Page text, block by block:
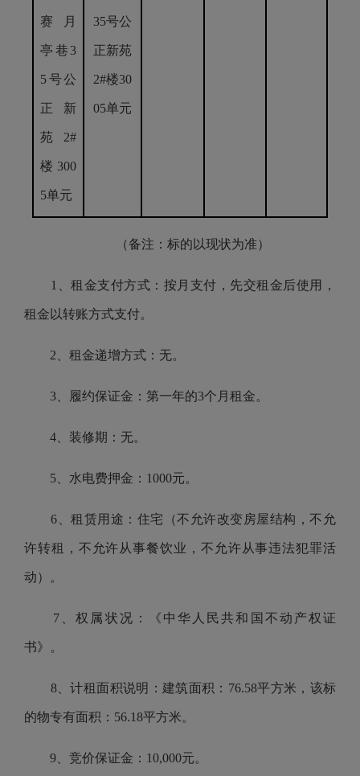
赛月
亭巷3
5号公
正新
苑2#
楼300
5单元
35号公
正新苑
2#楼30
05单元
（备注：标的以现状为准）
1、租金支付方式：按月支付，先交租金后使用，
租金以转账方式支付。
2、租金递增方式：无。
3、履约保证金：第一年的3个月租金。
4、装修期：无。
5、水电费押金：1000元。
6、租赁用途：住宅（不允许改变房屋结构，不允
许转租，不允许从事餐饮业，不允许从事违法犯罪活
动）。
7、权属状况：《中华人民共和国不动产权证
书》。
8、计租面积说明：建筑面积：76.58平方米，该标
的物专有面积：56.18平方米。
9、竞价保证金：10,000元。